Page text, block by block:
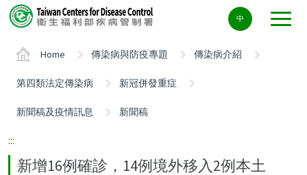
Center
block
中
Home 傳染病與防疫專題 傳染病介紹
第四類法定傳染病 新冠併發重症
新聞稿及疫情訊息 新聞稿
:::
新增16例確診，14例境外移入2例本土